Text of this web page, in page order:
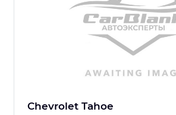
Chevrolet Tahoe